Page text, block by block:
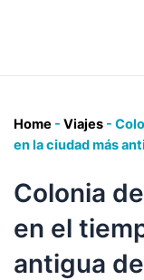
Home - Viajes-
en la ciudad más
Colonia
en el
antigua